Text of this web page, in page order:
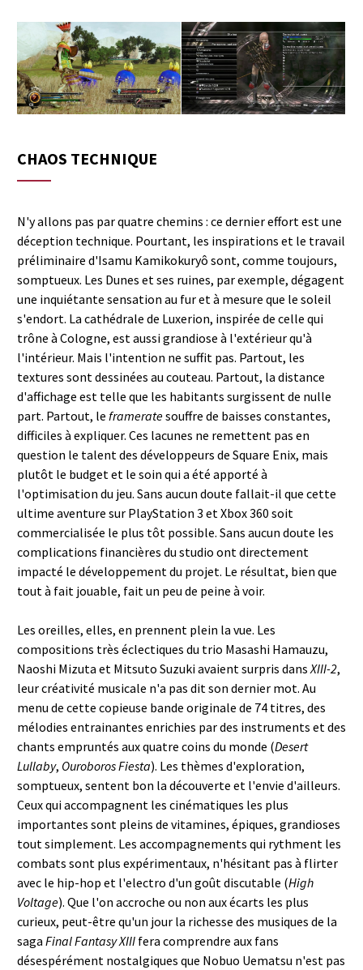
CHAOS TECHNIQUE
N'y allons pas par quatre chemins : ce dernier effort est une
déception technique. Pourtant, les inspirations et le travail
préliminaire d'Isamu Kamikokuryô sont, comme toujours,
somptueux. Les Dunes et ses ruines, par exemple, dégagent
une inquiétante sensation au fur et à mesure que le soleil
s'endort. La cathédrale de Luxerion, inspirée de celle qui
trône à Cologne, est aussi grandiose à l'extérieur qu'à
l'intérieur. Mais l'intention ne suffit pas. Partout, les
textures sont dessinées au couteau. Partout, la distance
d'affichage est telle que les habitants surgissent de nulle
part. Partout, le frameratesouffre de baisses constantes,
difficiles à expliquer. Ces lacunes ne remettent pas en
question le talent des développeurs de Square Enix, mais
plutôt le budget et le soin qui a été apporté à
l'optimisation du jeu. Sans aucun doute fallait-il que cette
ultime aventure sur PlayStation 3 et Xbox 360 soit
commercialisée le plus tôt possible. Sans aucun doute les
complications financières du studio ont directement
impacté le développement du projet. Le résultat, bien que
tout à fait jouable, fait un peu de peine à voir.
Les oreilles, elles, en prennent plein la vue. Les
compositions très éclectiques du trio Masashi Hamauzu,
Naoshi Mizuta et Mitsuto Suzuki avaient surpris dansXIII-2,
leur créativité musicale n'a pas dit son dernier mot. Au
menu de cette copieuse bande originale de 74 titres, des
mélodies entrainantes enrichies par des instruments et des
chants empruntés aux quatre coins du monde (Desert
Lullaby, Ouroboros Fiesta). Les thèmes d'exploration,
somptueux, sentent bon la découverte et l'envie d'ailleurs.
Ceux qui accompagnent les cinématiques les plus
importantes sont pleins de vitamines, épiques, grandioses
tout simplement. Les accompagnements qui rythment les
combats sont plus expérimentaux, n'hésitant pas à flirter
avec le hip-hop et l'electro d'un goût discutable (High
Voltage). Que l'on accroche ou non aux écarts les plus
curieux, peut-être qu'un jour la richesse des musiques de la
saga Final Fantasy XIII fera comprendre aux fans
désespérément nostalgiques que Nobuo Uematsu n'est pas